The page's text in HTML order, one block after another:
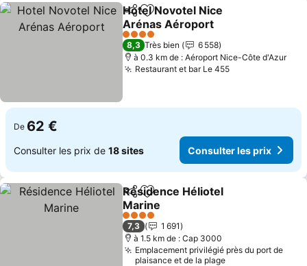
PartagerAjouter à mes favoris
Hotel Novotel Nice
Arénas Aéroport
Consulter les prix
4 Étoiles
8,3 Très bien
6 558
à 0.3 km de : Aéroport Nice-Côte d'Azur
Restaurant et bar Le 455Consulter les
De 62 €
Consulter les prix de 18 sites Consulter les prix
PartagerAjouter à mes favoris
Résidence Héliotel
Marine
Consulter les prix
4 Étoiles
7,3
1 691
à 1.5 km de : Cap 3000
Emplacement privilégié près du port de
plaisance et de la plage